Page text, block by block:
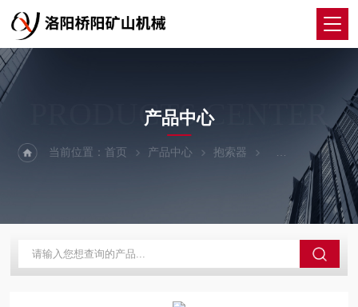
PRODUCTS CENTER
产品中心
当前位置：首页 产品中心 抱索器 卡钳式抱索器